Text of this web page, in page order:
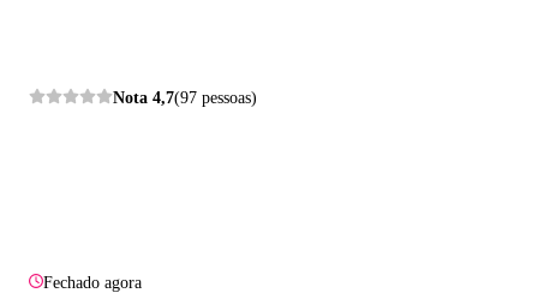
Nota 4,7(97 pessoas)
Fechado agora